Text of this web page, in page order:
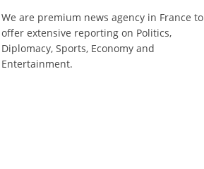
We are premium news agency in France to
offer extensive reporting on Politics,
Diplomacy, Sports, Economy and
Entertainment.